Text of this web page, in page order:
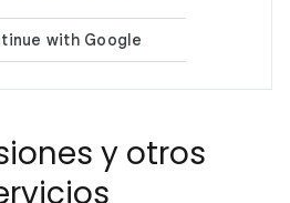
y otros